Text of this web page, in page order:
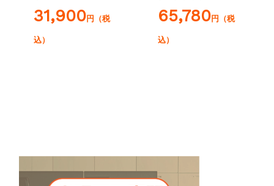
31,900円（税
込）
65,780円（税
込）